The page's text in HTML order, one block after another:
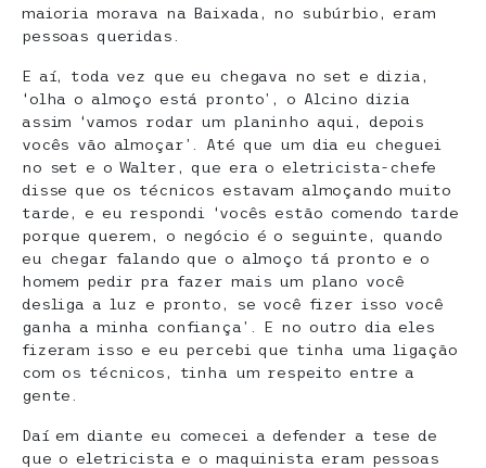
maioria morava na Baixada, no subúrbio, eram
pessoas queridas.
E aí, toda vez que eu chegava no set e dizia,
‘olha o almoço está pronto’, o Alcino dizia
assim ‘vamos rodar um planinho aqui, depois
vocês vão almoçar’. Até que um dia eu cheguei
no set e o Walter, que era o eletricista-chefe
disse que os técnicos estavam almoçando muito
tarde, e eu respondi ‘vocês estão comendo tarde
porque querem, o negócio é o seguinte, quando
eu chegar falando que o almoço tá pronto e o
homem pedir pra fazer mais um plano você
desliga a luz e pronto, se você fizer isso você
ganha a minha confiança’. E no outro dia eles
fizeram isso e eu percebi que tinha uma ligação
com os técnicos, tinha um respeito entre a
gente.
Daí em diante eu comecei a defender a tese de
que o eletricista e o maquinista eram pessoas